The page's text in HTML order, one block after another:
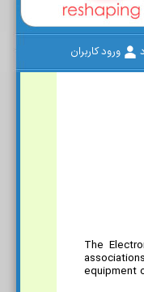
ورود کاربران
The
equipment